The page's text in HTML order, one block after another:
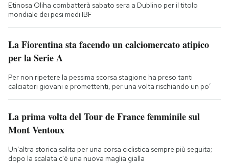
Etinosa Oliha combatterà sabato sera a Dublino per il titolo
mondiale dei pesi medi IBF
La Fiorentina sta facendo un calciomercato atipico
per la Serie A
Per non ripetere la pessima scorsa stagione ha preso tanti
calciatori giovani e promettenti, per una volta rischiando un po’
La prima volta del Tour de France femminile sul
Mont Ventoux
Un'altra storica salita per una corsa ciclistica sempre più seguita;
dopo la scalata c'è una nuova maglia gialla